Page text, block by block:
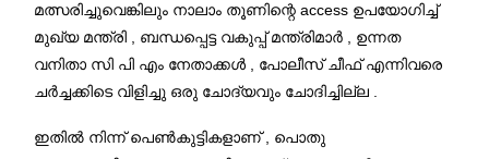
മത്സരിച്ചുവെങ്കിലും നാലാം തൂണിന്റെ access ഉപയോഗിച്ച്
മുഖ്യ മന്ത്രി , ബന്ധപ്പെട്ട വകുപ്പ് മന്ത്രിമാർ , ഉന്നത
വനിതാ സി പി എം നേതാക്കൾ , പോലീസ് ചീഫ് എന്നിവരെ
ചർച്ചക്കിടെ വിളിച്ചു ഒരു ചോദ്യവും ചോദിച്ചില്ല .
ഇതിൽ നിന്ന് പെൺകുട്ടികളാണ് , പൊതു